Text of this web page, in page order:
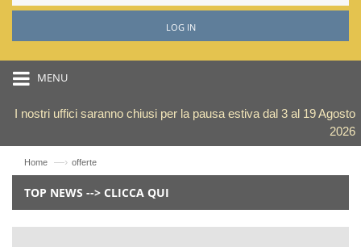
LOG IN
MENU
I nostri uffici saranno chiusi per la pausa estiva dal 3 al 19 Agosto
2026
Home —› offerte
TOP NEWS --> CLICCA QUI